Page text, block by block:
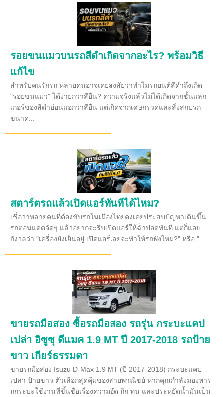
รอยขนแมวบนรถสีดำเกิดจากอะไร? พร้อมวิธี
แก้ไข
สำหรับคนรักรถ หลายคนอาจเคยสงสัยว่าทำไมรถยนต์สีดำถึงเกิด
"รอยขนแมว" ได้ง่ายกว่าสีอื่น? ความจริงแล้วไม่ได้เกิดจากชั้นแลก
เกอร์ของสีดำอ่อนแอกว่าสีอื่น แต่เกิดจากเศษกรวดและสิ่งสกปรก
ขนาด...
สตาร์ตรถแล้วเปิดแอร์ทันทีได้ไหม?
เชื่อว่าหลายคนที่ต้องขับรถในเมืองไทยคงเคยประสบปัญหาเดินขึ้น
รถตอนแดดจัดๆ แล้วอยากจะรีบเปิดแอร์ให้ฉ่ำปอดทันที แต่ก็แอบ
กังวลว่า "เครื่องยังเย็นอยู่ เปิดแอร์เลยจะทำให้รถพังไหม?" หรือ "...
ขายรถมือสอง ซื้อรถมือสอง รถรุ่น กระบะแคป
เปล่า อิซูซุ ดีแมค 1.9 MT ปี 2017-2018 รถป้าย
ขาว เกียร์ธรรมดา
ขายรถมือสอง Isuzu D-Max 1.9 MT (ปี 2017-2018) กระบะแคป
เปล่า ป้ายขาว ตัวเลือกสุดคุ้มของสายพาณิชย์ หากคุณกำลังมองหาร
ถกระบะใช้งานที่ขึ้นชื่อเรื่องความอึด ถึก ทน และประหยัดน้ำมันเป็น